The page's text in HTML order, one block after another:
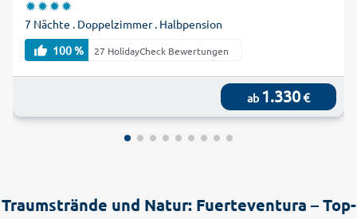
7 Nächte . Doppelzimmer . Halbpension
100 %
27 HolidayCheck Bewertungen
ab 1.330€
Traumstrände und Natur: Fuerteventura – Top-